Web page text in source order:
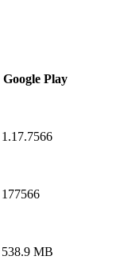
Google Play
1.17.7566
177566
538.9 MB